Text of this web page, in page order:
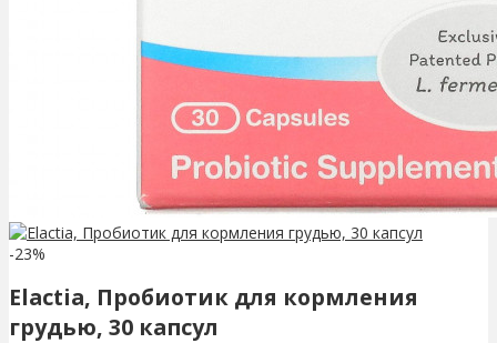
-23%
Elactia, Пробиотик для кормления
грудью, 30 капсул